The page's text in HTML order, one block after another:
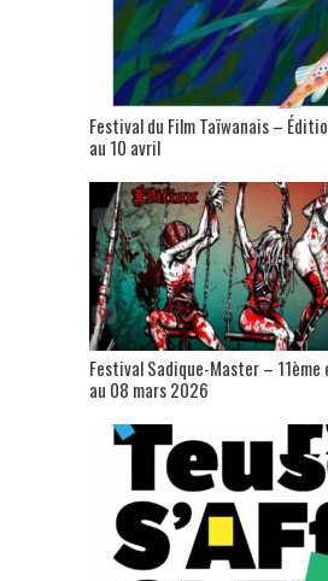
Festival du Film Taïwanais –
au 10 avril
Festival Sadique-Master –
au 08 mars 2026